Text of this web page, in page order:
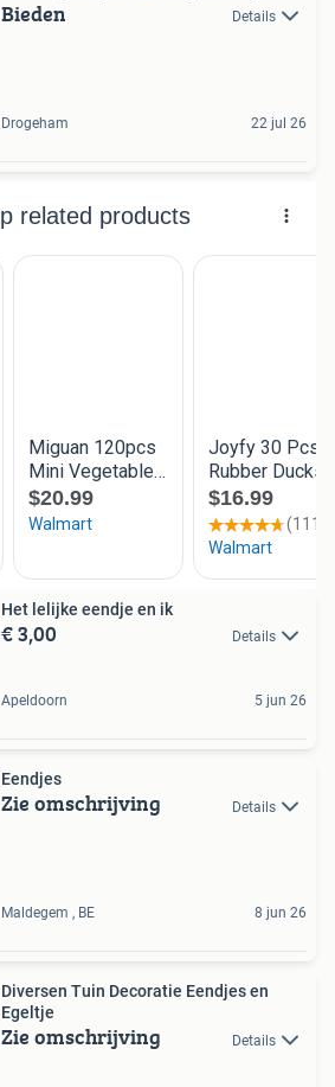
Bieden Details
Drogeham 22 jul 26
Het lelijke eendje en ik
€ 3,00 Details
Apeldoorn 5 jun 26
Eendjes
Zie omschrijving Details
Maldegem , BE 8 jun 26
Diversen Tuin Decoratie Eendjes en
Egeltje
Zie omschrijving Details